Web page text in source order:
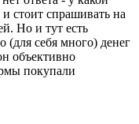
стоит спрашивать на
Но и тут есть
(для себя много) денег
объективно
покупали